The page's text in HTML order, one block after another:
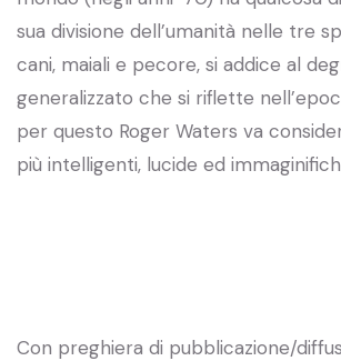
sua divisione dell’umanità nelle tre
cani, maiali e pecore, si addice al
generalizzato che si riflette
per questo Roger Waters va
più intelligenti, lucide ed
Con preghiera di pubblicazione/